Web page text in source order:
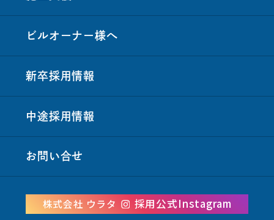
内容がこれにあたらない場合、本方針の対象外となりま
当社が指定する個人情報をご提供いただけない場合、当
社求人へご応募頂くことはできません。
第5条（お問い合わせ）
本社別館 〒272-0146 千葉県市川市広尾1丁目6番3号
TEL：047-359-2111 FAX：047-359-3000
ビルオーナー様へ
新卒採用情報
中途採用情報
お問い合せ
株式会社 ウラタ 採用公式Instagram